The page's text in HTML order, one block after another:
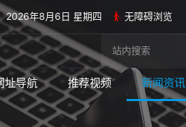
2026年8月6日 星期四 无障碍浏览
址导航 推荐视频 新闻资讯